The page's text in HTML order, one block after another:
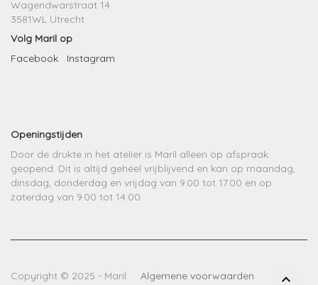
Wagendwarstraat 14
3581WL Utrecht
Volg Maril op
Facebook
Instagram
Openingstijden
Door de drukte in het atelier is Maril alleen op afspraak
geopend. Dit is altijd geheel vrijblijvend en kan op maandag,
dinsdag, donderdag en vrijdag van 9.00 tot 17.00 en op
zaterdag van 9.00 tot 14.00.
Copyright © 2025 - Maril Algemene voorwaarden